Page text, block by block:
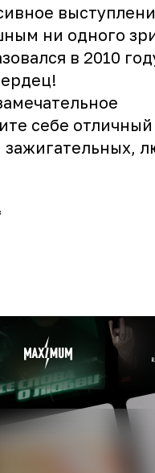
ни одного
в 2010
себе
зажигательных,